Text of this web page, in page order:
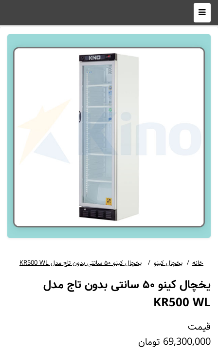
خانه یخچال کینو یخچال کینو ۵۰ سانتی بدون تاج مدل KR500 WL
یخچال کینو ۵۰ سانتی بدون تاج مدل
KR500 WL
قیمت
69,300,000 تومان